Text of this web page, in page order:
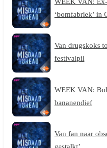
‘bomfabriek’
Van drugskoks
festivalpil
WEEK VAN:
bananendief
Van fan naar